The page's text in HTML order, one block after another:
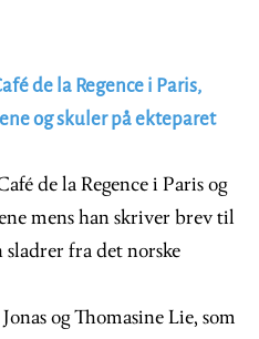
de la Regence i Paris,
og skuler på ekteparet
de la Regence i Paris og
mens han skriver brev til
sladrer fra det norske
og Thomasine Lie, som